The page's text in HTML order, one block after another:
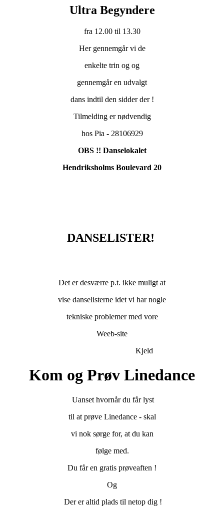
Ultra Begyndere
fra 12.00 til 13.30
Her gennemgår vi de
enkelte trin og og
gennemgår en udvalgt
dans indtil den sidder der !
Tilmelding er nødvendig
hos Pia - 28106929
OBS !! Danselokalet
Hendriksholms Boulevard 20
DANSELISTER!
Det er desværre p.t. ikke muligt at
vise danselisterne idet vi har nogle
tekniske problemer med vore
Weeb-site
Kjeld
Kom og Prøv Linedance
Uanset hvornår du får lyst
til at prøve Linedance - skal
vi nok sørge for, at du kan
følge med.
Du får en gratis prøveaften !
Og
Der er altid plads til netop dig !